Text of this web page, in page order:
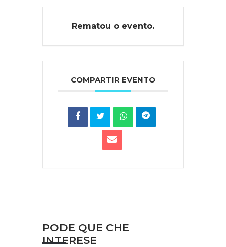
Rematou o evento.
COMPARTIR EVENTO
PODE QUE CHE
INTERESE